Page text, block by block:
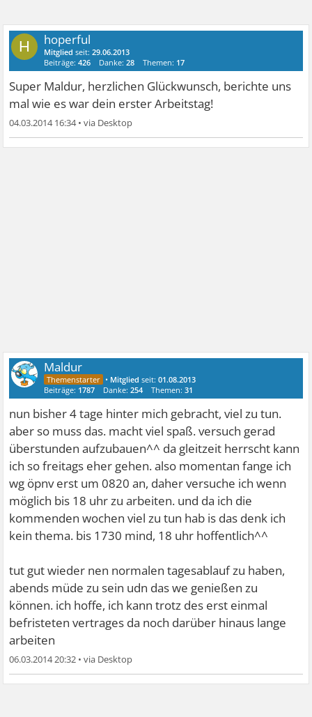
H hoperful
Mitglied seit:29.06.2013
Beiträge:426 Danke:28 Themen: 17
Super Maldur, herzlichen Glückwunsch, berichte uns
mal wie es war dein erster Arbeitstag!
04.03.2014 16:34•
Maldur
• Mitglied seit:01.08.2013
Beiträge: 1787 Danke:254 Themen:31
nun bisher 4 tage hinter mich gebracht, viel zu tun.
aber so muss das. macht viel spaß. versuch gerad
überstunden aufzubauen^^ da gleitzeit herrscht kann
ich so freitags eher gehen. also momentan fange ich
wg öpnv erst um 0820 an, daher versuche ich wenn
möglich bis 18 uhr zu arbeiten. und da ich die
kommenden wochen viel zu tun hab is das denk ich
kein thema. bis 1730 mind, 18 uhr hoffentlich^^
tut gut wieder nen normalen tagesablauf zu haben,
abends müde zu sein udn das we genießen zu
können. ich hoffe, ich kann trotz des erst einmal
befristeten vertrages da noch darüber hinaus lange
arbeiten
06.03.2014 20:32 •